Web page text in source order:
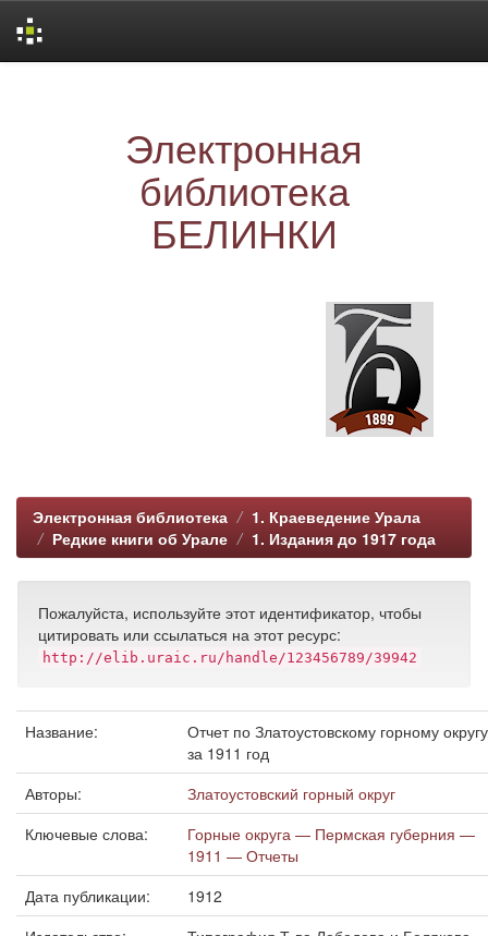
Электронная
библиотека
БЕЛИНКИ
Электронная библиотека
1. Краеведение Урала
Редкие книги об Урале
1. Издания до 1917 года
Пожалуйста, используйте этот идентификатор, чтобы
цитировать или ссылаться на этот ресурс:
http://elib.uraic.ru/handle/123456789/39942
Название:
Отчет по Златоустовскому горному округу
за 1911 год
Авторы:
Златоустовский горный округ
Ключевые слова:
Горные округа — Пермская губерния —
1911 — Отчеты
Дата публикации:
1912